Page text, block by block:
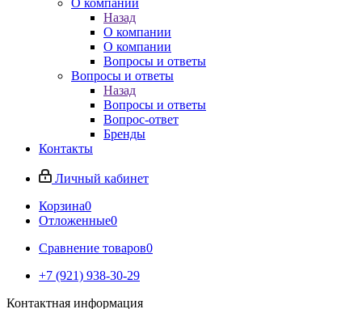
Назад
О компании
О компании
Вопросы и ответы
Вопросы и ответы
Назад
Вопросы и ответы
Вопрос-ответ
Бренды
Контакты
Личный кабинет
Корзина0
Отложенные0
Сравнение товаров0
+7 (921) 938-30-29
Контактная информация